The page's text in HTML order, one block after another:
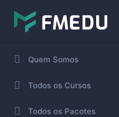
Quem Somos
Todos os Cursos
Todos os Pacotes